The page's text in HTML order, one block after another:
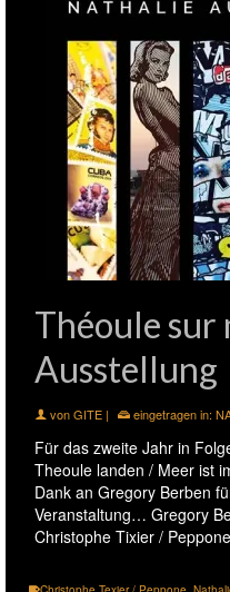
Théoule sur
Ausstellung
vonGITE | eingetragen in:
Für das zweite Jahr in
Theoule landen / Meer ist
Dank an Gregory Berben
Veranstaltung… Gregory
Christophe Tixier /